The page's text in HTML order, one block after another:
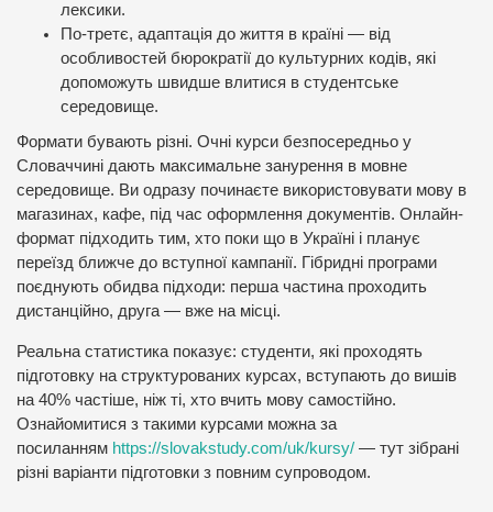
лексики.
По-третє, адаптація до життя в країні — від
особливостей бюрократії до культурних кодів, які
допоможуть швидше влитися в студентське
середовище.
Формати бувають різні. Очні курси безпосередньо у
Словаччині дають максимальне занурення в мовне
середовище. Ви одразу починаєте використовувати мову в
магазинах, кафе, під час оформлення документів. Онлайн-
формат підходить тим, хто поки що в Україні і планує
переїзд ближче до вступної кампанії. Гібридні програми
поєднують обидва підходи: перша частина проходить
дистанційно, друга — вже на місці.
Реальна статистика показує: студенти, які проходять
підготовку на структурованих курсах, вступають до вишів
на 40% частіше, ніж ті, хто вчить мову самостійно.
Ознайомитися з такими курсами можна за
посиланням https://slovakstudy.com/uk/kursy/ — тут зібрані
різні варіанти підготовки з повним супроводом.